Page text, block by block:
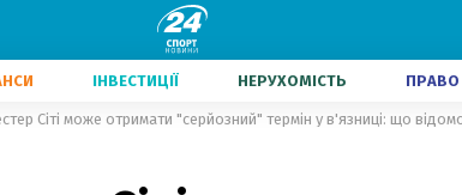
ІНВЕСТИЦІЇ НЕРУХОМІСТЬ ПРАВО
Сіті може отримати "серйозний" термін у в'язниці: що